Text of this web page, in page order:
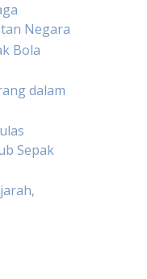
Negara
Bola
dalam
Sepak